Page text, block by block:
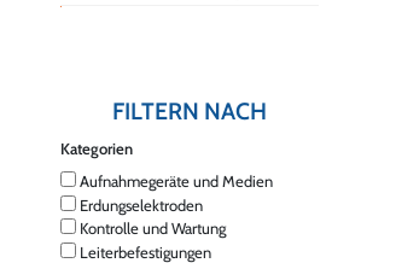
FILTERN NACH
Kategorien
Aufnahmegeräte und Medien
Erdungselektroden
Kontrolle und Wartung
Leiterbefestigungen